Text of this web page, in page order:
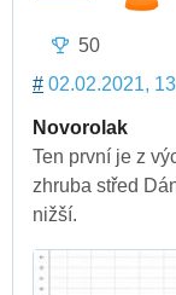
50
# 02.02.2021,
Novorolak
Ten první je z
zhruba střed
nižší.